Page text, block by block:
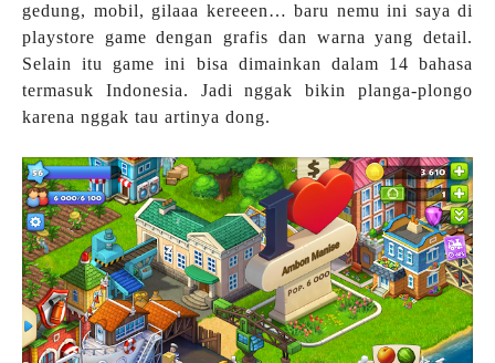
gedung, mobil, gilaaa kereeen… baru nemu ini saya di
playstore game dengan grafis dan warna yang detail.
Selain itu game ini bisa dimainkan dalam 14 bahasa
termasuk Indonesia. Jadi nggak bikin planga-plongo
karena nggak tau artinya dong.